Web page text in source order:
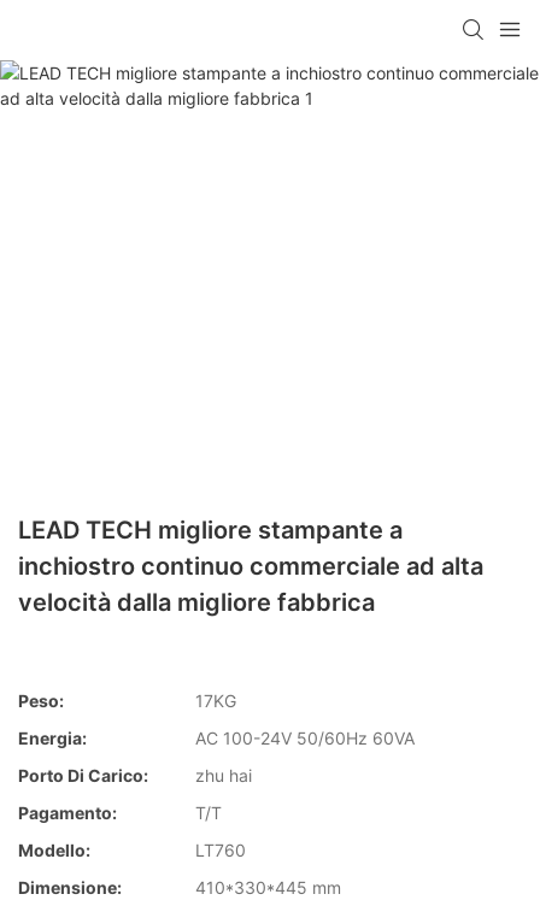
LEAD TECH migliore stampante a
inchiostro continuo commerciale ad alta
velocità dalla migliore fabbrica
Peso:
17KG
Energia:
AC 100-24V 50/60Hz 60VA
Porto Di Carico:
zhu hai
Pagamento:
T/T
Modello:
LT760
Dimensione:
410*330*445 mm